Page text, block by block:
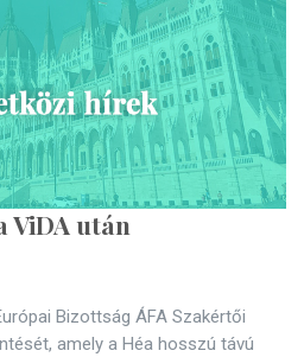
ViDA után
Bizottság ÁFA Szakértői
amely a Héa hosszú távú